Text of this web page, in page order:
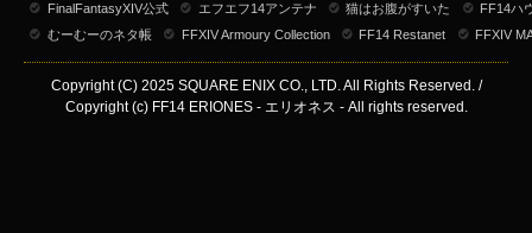
FinalFantasyXIV公式 エフエフ14アンテナ 猫はお腹がすいた
FF14ハ
むーむーのネタ帳
FFXIV Armoury Collection FF14 Restanet FFXIV
Copyright (C) 2025 SQUARE ENIX CO., LTD. All Rights Reserved. /
Copyright (c) FF14 ERIONES - エリオネス - All rights reserved.